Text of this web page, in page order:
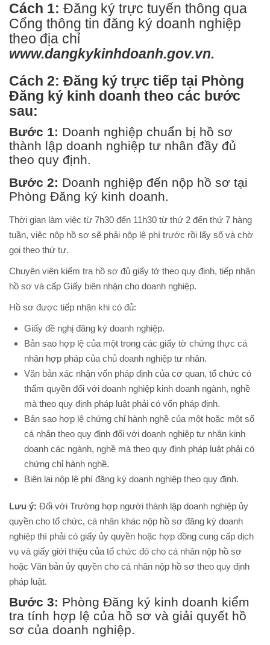
Cách 1: Đăng ký trực tuyến thông qua
Cổng thông tin đăng ký doanh nghiệp
theo địa chỉ
www.dangkykinhdoanh.gov.vn.
Cách 2: Đăng ký trực tiếp tại Phòng
Đăng ký kinh doanh theo các bước
sau:
Bước 1: Doanh nghiệp chuẩn bị hồ sơ
thành lập doanh nghiệp tư nhân đầy đủ
theo quy định.
Bước 2: Doanh nghiệp đến nộp hồ sơ tại
Phòng Đăng ký kinh doanh.
Thời gian làm việc từ 7h30 đến 11h30 từ thứ 2 đến thứ 7 hàng
tuần, việc nộp hồ sơ sẽ phải nộp lệ phí trước rồi lấy số và chờ
gọi theo thứ tự.
Chuyên viên kiểm tra hồ sơ đủ giấy tờ theo quy định, tiếp nhận
hồ sơ và cấp Giấy biên nhận cho doanh nghiệp.
Hồ sơ được tiếp nhận khi có đủ:
Giấy đề nghị đăng ký doanh nghiệp.
Bản sao hợp lệ của một trong các giấy tờ chứng thực cá
nhân hợp pháp của chủ doanh nghiệp tư nhân.
Văn bản xác nhận vốn pháp định của cơ quan, tổ chức có
thẩm quyền đối với doanh nghiệp kinh doanh ngành, nghề
mà theo quy định pháp luật phải có vốn pháp định.
Bản sao hợp lệ chứng chỉ hành nghề của một hoặc một số
cá nhân theo quy định đối với doanh nghiệp tư nhân kinh
doanh các ngành, nghề mà theo quy định pháp luật phải có
chứng chỉ hành nghề.
Biên lai nộp lệ phí đăng ký doanh nghiệp theo quy định.
Lưu ý: Đối với Trường hợp người thành lập doanh nghiệp ủy
quyền cho tổ chức, cá nhân khác nộp hồ sơ đăng ký doanh
nghiệp thì phải có giấy ủy quyền hoặc hợp đồng cung cấp dịch
vụ và giấy giới thiệu của tổ chức đó cho cá nhân nộp hồ sơ
hoặc Văn bản ủy quyền cho cá nhân nộp hồ sơ theo quy định
pháp luật.
Bước 3: Phòng Đăng ký kinh doanh kiểm
tra tính hợp lệ của hồ sơ và giải quyết hồ
sơ của doanh nghiệp.